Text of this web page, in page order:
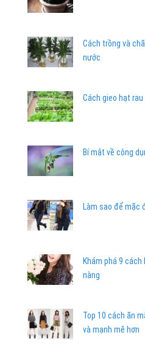
Cách trồng và
nước
Cách gieo hạt
Bí mật về công
Làm sao để mặc
Khám phá 9
nàng
Top 10 cách ăn
và mạnh mẽ hơn